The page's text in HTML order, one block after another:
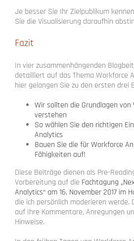
Je besser Sie Ihr Zielpublikum
Sie die Visualisierung daraufhin
Fazit
In vier zusammenhängenden
detailliert auf das Thema Workforce
hier gelangen Sie zu den ersten drei
Wir sollten die Grundlagen von
verstehen
So wählen Sie den richtigen
Analytics
Bauen Sie die für Workforce
Fähigkeiten auf!
Diese Beiträge dienen als Pre-
Vorbereitung auf die Fachtagung
Analytics“ am 16. November 2017 im
die ich persönlich moderieren werde.
auf Ihre Kommentare, Anregungen
Hinweise.